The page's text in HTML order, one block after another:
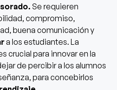
Se requieren
compromiso,
buena comunicación y
a los estudiantes. La
crucial para innovar en la
de percibir a los alumnos
para concebirlos